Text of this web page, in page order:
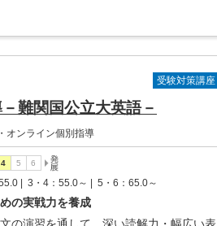
受験対策講座
難関国公立大英語－
オンライン個別指導
| 3・4：55.0～ | 5・6：65.0～
の実戦力を養成